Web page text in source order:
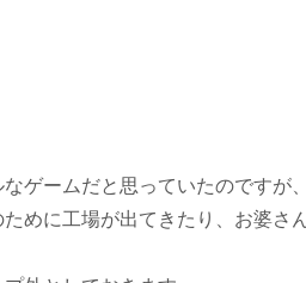
ゲームだと思っていたのですが、
めに工場が出てきたり、お婆